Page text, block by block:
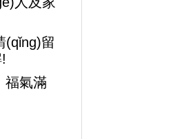
(qǐng)留
福氣滿